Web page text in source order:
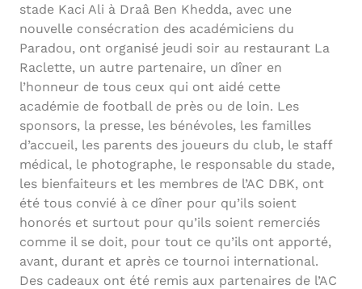
stade Kaci Ali à Draâ Ben Khedda, avec une
nouvelle consécration des académiciens du
Paradou, ont organisé jeudi soir au restaurant La
Raclette, un autre partenaire, un dîner en
l’honneur de tous ceux qui ont aidé cette
académie de football de près ou de loin. Les
sponsors, la presse, les bénévoles, les familles
d’accueil, les parents des joueurs du club, le staff
médical, le photographe, le responsable du stade,
les bienfaiteurs et les membres de l’AC DBK, ont
été tous convié à ce dîner pour qu’ils soient
honorés et surtout pour qu’ils soient remerciés
comme il se doit, pour tout ce qu’ils ont apporté,
avant, durant et après ce tournoi international.
Des cadeaux ont été remis aux partenaires de l’AC